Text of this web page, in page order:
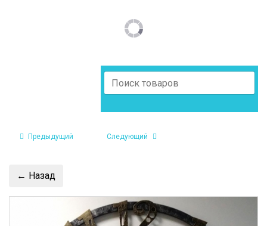
Предыдущий Следующий